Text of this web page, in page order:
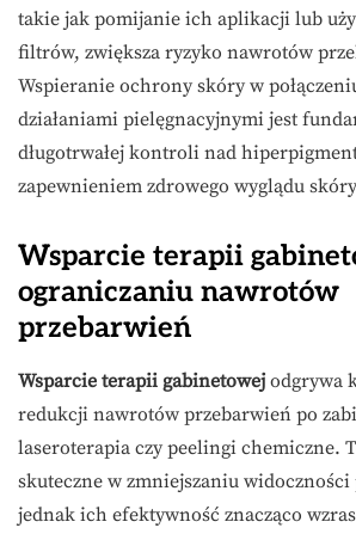
takie jak pomijanie ich aplikacji lub
filtrów, zwiększa ryzyko nawrotów
Wspieranie ochrony skóry w
działaniami pielęgnacyjnymi jest
długotrwałej kontroli nad
zapewnieniem zdrowego wyglądu
Wsparcie terapii
ograniczaniu nawrotów
przebarwień
Wsparcie terapii gabinetowej odgrywa
redukcji nawrotów przebarwień po
laseroterapia czy peelingi chemiczne.
skuteczne w zmniejszaniu
jednak ich efektywność znacząco